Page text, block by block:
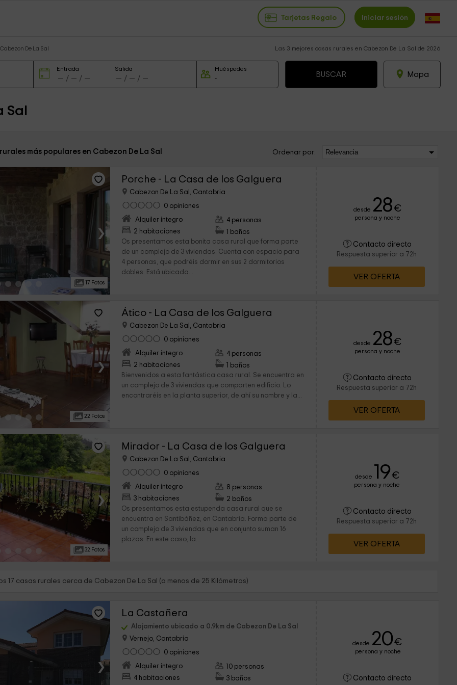
Tarjetas Regalo Iniciar sesión
De La Sal Las 3 mejores casas rurales en Cabezon De La Sal de 2026
Entrada Salida Huéspedes
Mapa
más populares en Cabezon De La Sal Ordenar por:
›
17 Fotos
Porche - La Casa de los Galguera
Cabezon De La Sal, Cantabria
0 opiniones
Alquiler íntegro
2 habitaciones
4 personas
1 baños
Os presentamos esta bonita casa rural que forma parte
de un complejo de 3 viviendas. Cuenta con espacio para
4 personas, que podréis dormir en sus 2 dormitorios
dobles. Está ubicada...
desde 28€
persona y noche
Contacto directo
Respuesta superior a 72h
VER OFERTA
›
22 Fotos
Ático - La Casa de los Galguera
Cabezon De La Sal, Cantabria
0 opiniones
Alquiler íntegro
2 habitaciones
4 personas
1 baños
Bienvenidos a esta fantástica casa rural. Se encuentra en
un complejo de 3 viviendas que comparten edificio. Lo
encontraréis en la planta superior, de ahí su nombre y la...
desde 28€
persona y noche
Contacto directo
Respuesta superior a 72h
VER OFERTA
›
32 Fotos
Mirador - La Casa de los Galguera
Cabezon De La Sal, Cantabria
0 opiniones
Alquiler íntegro
3 habitaciones
8 personas
2 baños
Os presentamos esta estupenda casa rural que se
encuentra en Santibáñez, en Cantabria. Forma parte de
un complejo de 3 viviendas que en conjunto suman 16
plazas. En este caso, la...
desde 19€
persona y noche
Contacto directo
Respuesta superior a 72h
VER OFERTA
17 casas rurales cerca de Cabezon De La Sal (a menos de 25 Kilómetros)
›
La Castañera
Alojamiento ubicado a 0.9km de Cabezon De La Sal
Vernejo, Cantabria
0 opiniones
Alquiler íntegro
4 habitaciones
10 personas
3 baños
desde 20€
persona y noche
Contacto directo